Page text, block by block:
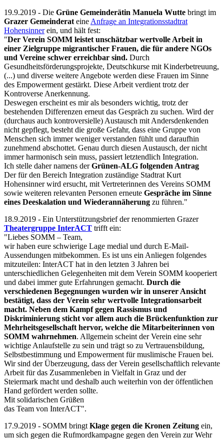
19.9.2019 - Die Grüne Gemeinderätin Manuela Wutte bringt im
Grazer Gemeinderat eine Anfrage an Integrationsstadtrat
Hohensinnerein, und hält fest:
"Der Verein SOMM leistet unschätzbar wertvolle Arbeit in
einer Zielgruppe migrantischer Frauen, die für andere NGOs
und Vereine schwer erreichbar sind. Durch
Gesundheitsförderungsprojekte, Deutschkurse mit Kinderbetreuung,
(...) und diverse weitere Angebote werden diese Frauen im Sinne
des Empowerment gestärkt. Diese Arbeit verdient trotz der
Kontroverse Anerkennung.
Deswegen erscheint es mir als besonders wichtig, trotz der
bestehenden Differenzen erneut das Gespräch zu suchen. Wird der
(durchaus auch kontroversielle) Austausch mit Andersdenkenden
nicht gepflegt, besteht die große Gefahr, dass eine Gruppe von
Menschen sich immer weniger verstanden fühlt und daraufhin
zunehmend abschottet. Genau durch diesen Austausch, der nicht
immer harmonisch sein muss, passiert letztendlich Integration.
Ich stelle daher namens derGrünen-ALG folgenden Antrag
Der für den Bereich Integration zuständige Stadtrat Kurt
Hohensinner wird ersucht, mit Vertreterinnen des Vereins SOMM
sowie weiteren relevanten Personen erneute Gespräche im Sinne
eines Deeskalation und Wiederannäherung zu führen."
18.9.2019 - Ein Unterstützungsbrief der renommierten Grazer
Theatergruppe InterACT trifft ein:
"Liebes SOMM – Team,
wir haben eure schwierige Lage medial und durch E-Mail-
Aussendungen mitbekommen. Es ist uns ein Anliegen folgendes
mitzuteilen: InterACT hat in den letzten 3 Jahren bei
unterschiedlichen Gelegenheiten mit dem Verein SOMM kooperiert
und dabei immer gute Erfahrungen gemacht. Durch die
verschiedenen Begegnungen wurden wir in unserer Ansicht
bestätigt, dass der Verein sehr wertvolle Integrationsarbeit
macht. Neben dem Kampf gegen Rassismus und
Diskriminierung sticht vor allem auch die Brückenfunktion zur
Mehrheitsgesellschaft hervor, welche die Mitarbeiterinnen von
SOMM wahrnehmen. Allgemein scheint der Verein eine sehr
wichtige Anlaufstelle zu sein und trägt so zu Vertrauensbildung,
Selbstbestimmung und Empowerment für muslimische Frauen bei.
Wir sind der Überzeugung, dass der Verein gesellschaftlich relevante
Arbeit für das Zusammenleben in Vielfalt in Graz und der
Steiermark macht und deshalb auch weiterhin von der öffentlichen
Hand gefördert werden sollte.
Mit solidarischen Grüßen
das Team von InterACT".
17.9.2019 - SOMM bringt Klage gegen die Kronen Zeitung ein,
um sich gegen die Rufmordkampagne gegen den Verein zur Wehr